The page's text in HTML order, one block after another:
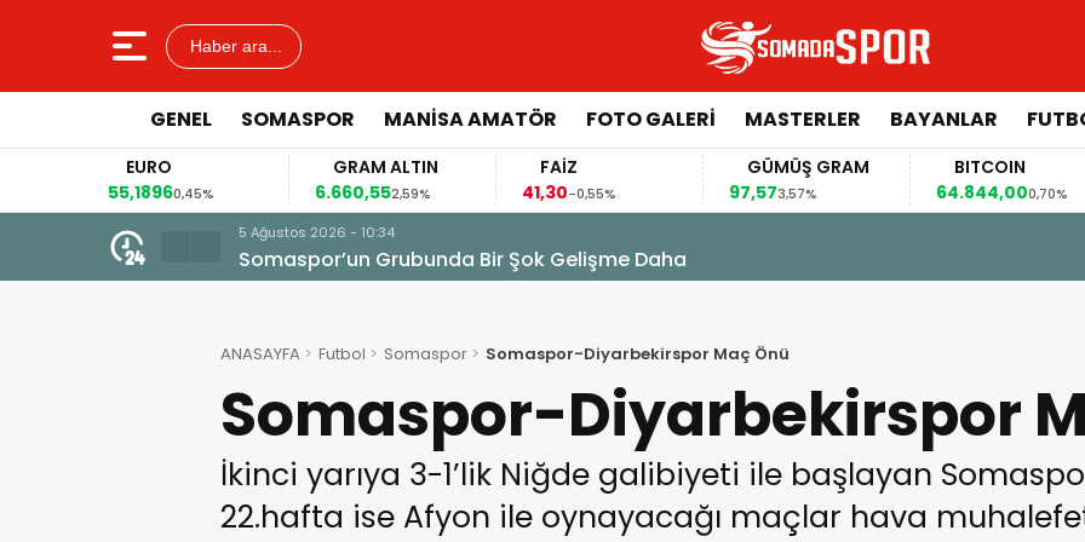
Haber ara...
GENEL SOMASPOR MANISA AMATÖR FOTO GALERI MASTERLER BAYANLAR
6.660,55
FAİZ
41,30-0,55%
GÜMÜŞ GRAM
97,57
BITCOIN
64.844,00
0,70%
GBP/TRY
64,4492
5 Ağustos 2026 - 10:34
Somaspor’un Grubunda Bir Şok Gelişme Daha
ANASAYFA Futbol Somaspor Somaspor-Diyarbekirspor Maç Önü
Somaspor-Diyarbekirspor
İkinci yarıya 3-1’lik Niğde galibiyeti ile başlayan
22.hafta ise Afyon ile oynayacağı maçlar hava